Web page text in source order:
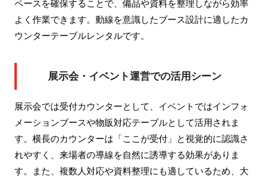
ペースを確保することで、備品や資料を整理しながら効率
よく作業できます。動線を意識したブース設計に適したカ
ウンターテーブルレンタルです。
展示会・イベント運営での活用シーン
展示会では受付カウンターとして、イベントではインフォ
メーションブースや物販対応テーブルとして活用されま
す。横長のカウンターは「ここが受付」と視覚的に認識さ
れやすく、来場者の導線を自然に誘導する効果がありま
す。また、複数人対応や資料整理にも適しているため、大